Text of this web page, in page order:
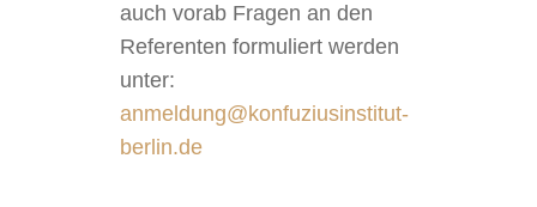
auch vorab Fragen an den
Referenten formuliert werden
unter:
anmeldung@konfuziusinstitut-
berlin.de